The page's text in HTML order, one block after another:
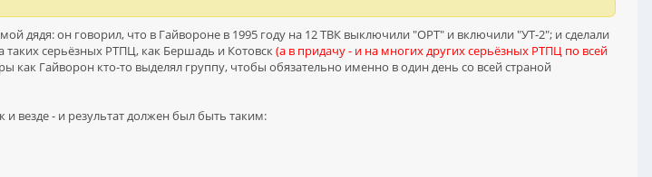
дядя: он говорил, что в Гайвороне в 1995 году на 12 ТВК выключили "ОРТ" и включили "УТ-2"; и сделали
серьёзных РТПЦ, как Бершадь и Котовск(а в придачу - и на многих других серьёзных РТПЦ по всей
как Гайворон кто-то выделял группу, чтобы обязательно именно в один день со всей страной
везде - и результат должен был быть таким: